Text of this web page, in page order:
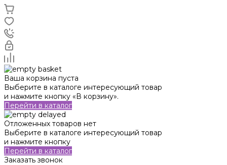
Ваша корзина пуста
Выберите в каталоге интересующий товар
и нажмите кнопку «В корзину».
Перейти в каталог
Отложенных товаров нет
Выберите в каталоге интересующий товар
и нажмите кнопку
Перейти в каталог
Заказать звонок